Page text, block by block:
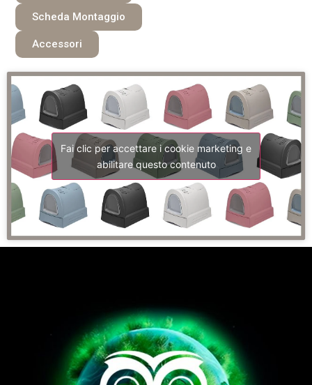
Scheda Montaggio
Accessori
Fai clic per accettare i cookie marketing e
abilitare questo contenuto